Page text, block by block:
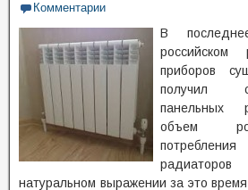
Комментарии
В
российском
приборов
получил
панельных
объем
натуральном выражении за это